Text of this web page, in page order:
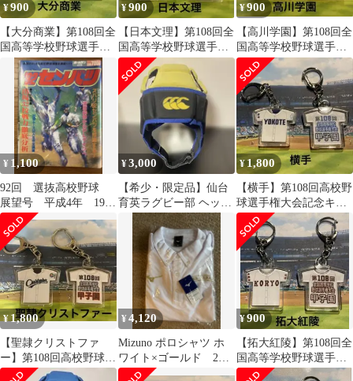
¥900
【大分商業】第108回全
国高等学校野球選手権
大会記念キーホルダー
¥900
【日本文理】第108回全
国高等学校野球選手権
大会記念キーホルダー
¥900
【高川学園】第108回全
国高等学校野球選手権
大会記念キーホルダー
¥ 1,100
92回 選抜高校野球
展望号 平成4年 1992
年 ホームラン
¥3,000
【希少・限定品】仙台
育英ラグビー部 ヘッド
キャップ カンタベリー
¥1,800
【横手】第108回高校野
球選手権大会記念キー
ホルダー2個【nobody様
専用】
¥ 1,800
【聖隷クリストファ
ー】第108回高校野球キ
ーホルダー【non-chan
¥4,120
Mizuno ポロシャツ ホ
ワイト×ゴールド 2XL
高校総体
¥900
【拓大紅陵】第108回全
国高等学校野球選手権
大会記念キーホルダー